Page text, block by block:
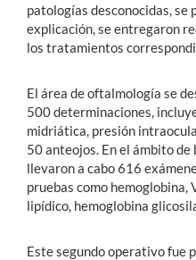
patologías desconocidas, se
explicación, se entregaron
los tratamientos
El área de oftalmología se
500 determinaciones,
midriática, presión
50 anteojos. En el ámbito
llevaron a cabo 616
pruebas como
lipídico, hemoglobina
Este segundo operativo fue